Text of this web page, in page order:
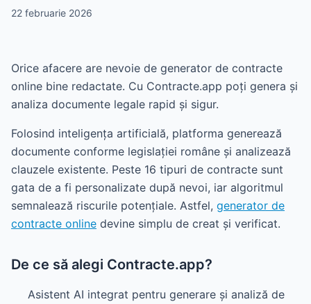
22 februarie 2026
Orice afacere are nevoie de generator de contracte
online bine redactate. Cu Contracte.app poți genera și
analiza documente legale rapid și sigur.
Folosind inteligența artificială, platforma generează
documente conforme legislației române și analizează
clauzele existente. Peste 16 tipuri de contracte sunt
gata de a fi personalizate după nevoi, iar algoritmul
semnalează riscurile potențiale. Astfel, generator de
contracte online devine simplu de creat și verificat.
De ce să alegi Contracte.app?
Asistent AI integrat pentru generare și analiză de